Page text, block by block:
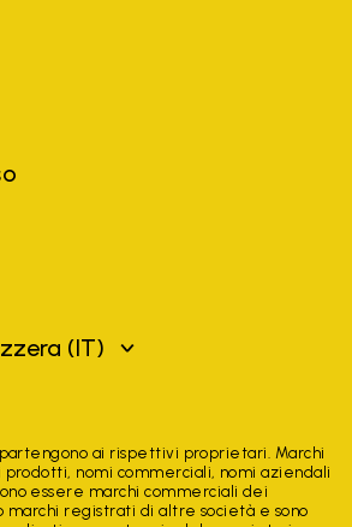
(IT)
ai rispettivi proprietari. Marchi
nomi commerciali, nomi aziendali
essere marchi commerciali dei
registrati di altre società e sono